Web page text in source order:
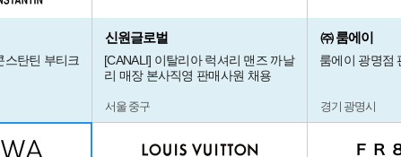
스탄틴 부티크
신원글로벌
[CANALI] 이탈리아 럭셔리 맨즈 까날
리 매장 본사직영 판매사원 채용
서울 중구
㈜ 룸에이
룸에이 광명점
경기 광명시